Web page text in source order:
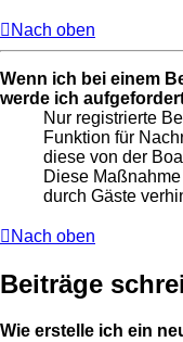
Nach oben
Wenn ich bei einem
werde ich
Nur registrierte
Funktion für
diese von der
Diese
durch Gäste
Nach oben
Beiträge
Wie erstelle ich ein